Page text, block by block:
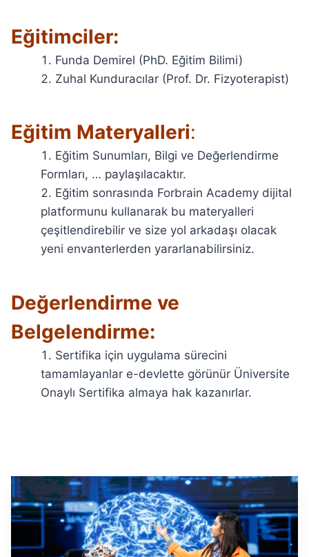
Eğitimciler:
Funda Demirel (PhD. Eğitim Bilimi)
Zuhal Kunduracılar (Prof. Dr. Fizyoterapist)
Eğitim Materyalleri:
Eğitim Sunumları, Bilgi ve Değerlendirme
Formları, … paylaşılacaktır.
Eğitim sonrasında Forbrain Academy dijital
platformunu kullanarak bu materyalleri
çeşitlendirebilir ve size yol arkadaşı olacak
yeni envanterlerden yararlanabilirsiniz.
Değerlendirme ve
Belgelendirme:
Sertifika için uygulama sürecini
tamamlayanlar e-devlette görünür Üniversite
Onaylı Sertifika almaya hak kazanırlar.